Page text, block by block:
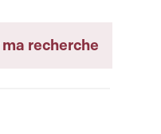
recherche